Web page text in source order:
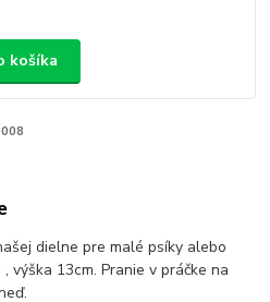
košíka
dielne pre malé psíky alebo
výška 13cm. Pranie v práčke na